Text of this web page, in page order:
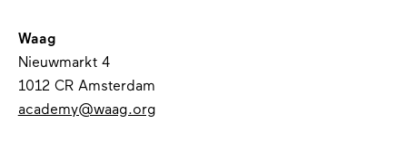
Waag
Nieuwmarkt 4
1012 CR Amsterdam
academy@waag.org